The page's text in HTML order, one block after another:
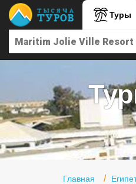
Туры
Главная
Главная
Туры в Египет
Туры в ОАЭ
Офис г. Москва